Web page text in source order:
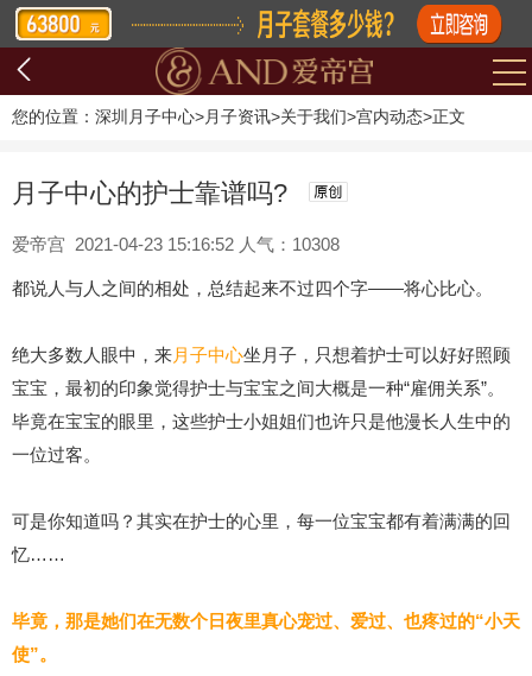
您的位置： 深圳月子中心>月子资讯>关于我们>宫内动态>正文
月子中心的护士靠谱吗?
爱帝宫 2021-04-23 15:16:52 人气：10308
都说人与人之间的相处，总结起来不过四个字——将心比心。
绝大多数人眼中，来月子中心坐月子，只想着护士可以好好照顾
宝宝，最初的印象觉得护士与宝宝之间大概是一种“雇佣关系”。
毕竟在宝宝的眼里，这些护士小姐姐们也许只是他漫长人生中的
一位过客。
可是你知道吗？其实在护士的心里，每一位宝宝都有着满满的回
忆……
毕竟，那是她们在无数个日夜里真心宠过、爱过、也疼过的“小天
使”。